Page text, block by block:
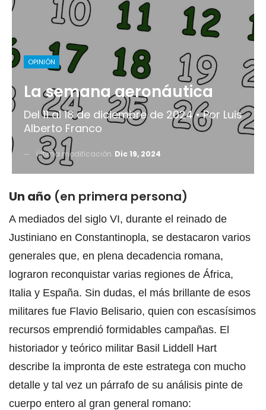
OPINIÓN
La semana aeronáutica
Del 11 al 18 de diciembre de 2024 • Por Luis
Alberto Franco
Última modificación Dic 19, 2024
Un año (en primera persona)
A mediados del siglo VI, durante el reinado de
Justiniano en Constantinopla, se destacaron varios
generales que, en plena decadencia romana,
lograron reconquistar varias regiones de África,
Italia y España. Sin dudas, el más brillante de esos
militares fue Flavio Belisario, quien con escasísimos
recursos emprendió formidables campañas. El
historiador y teórico militar Basil Liddell Hart
describe la impronta de este estratega con mucho
detalle y tal vez un párrafo de su análisis pinte de
cuerpo entero al gran general romano: